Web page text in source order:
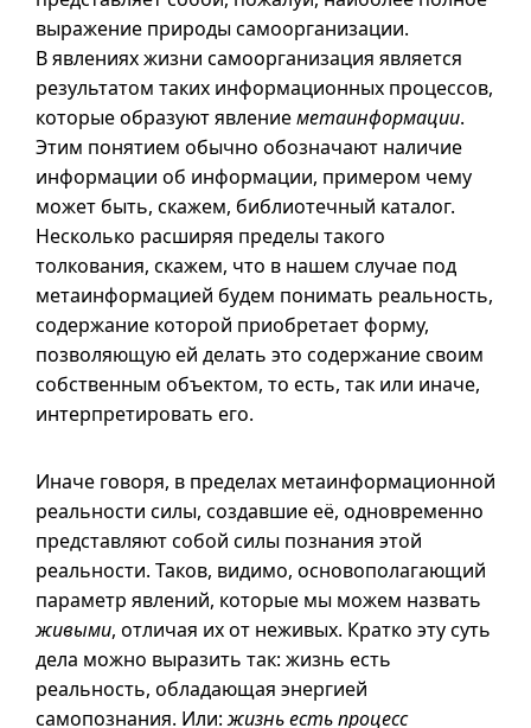
выражение природы самоорганизации.
В явлениях жизни самоорганизация является
результатом таких информационных процессов,
которые образуют явлениеметаинформации.
Этим понятием обычно обозначают наличие
информации об информации, примером чему
может быть, скажем, библиотечный каталог.
Несколько расширяя пределы такого
толкования, скажем, что в нашем случае под
метаинформацией будем понимать реальность,
содержание которой приобретает форму,
позволяющую ей делать это содержание своим
собственным объектом, то есть, так или иначе,
интерпретировать его.
Иначе говоря, в пределах метаинформационной
реальности силы, создавшие её, одновременно
представляют собой силы познания этой
реальности. Таков, видимо, основополагающий
параметр явлений, которые мы можем назвать
живыми, отличая их от неживых. Кратко эту суть
дела можно выразить так: жизнь есть
реальность, обладающая энергией
самопознания. Или:жизнь есть процесс